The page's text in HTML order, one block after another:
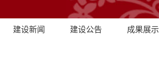
建设新闻 建设公告 成果展示